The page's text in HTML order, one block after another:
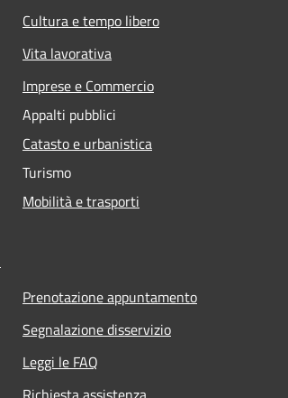
Cultura e tempo libero
Vita lavorativa
Imprese e Commercio
Appalti pubblici
Catasto e urbanistica
Turismo
Mobilità e trasporti
Prenotazione appuntamento
Segnalazione disservizio
Leggi le FAQ